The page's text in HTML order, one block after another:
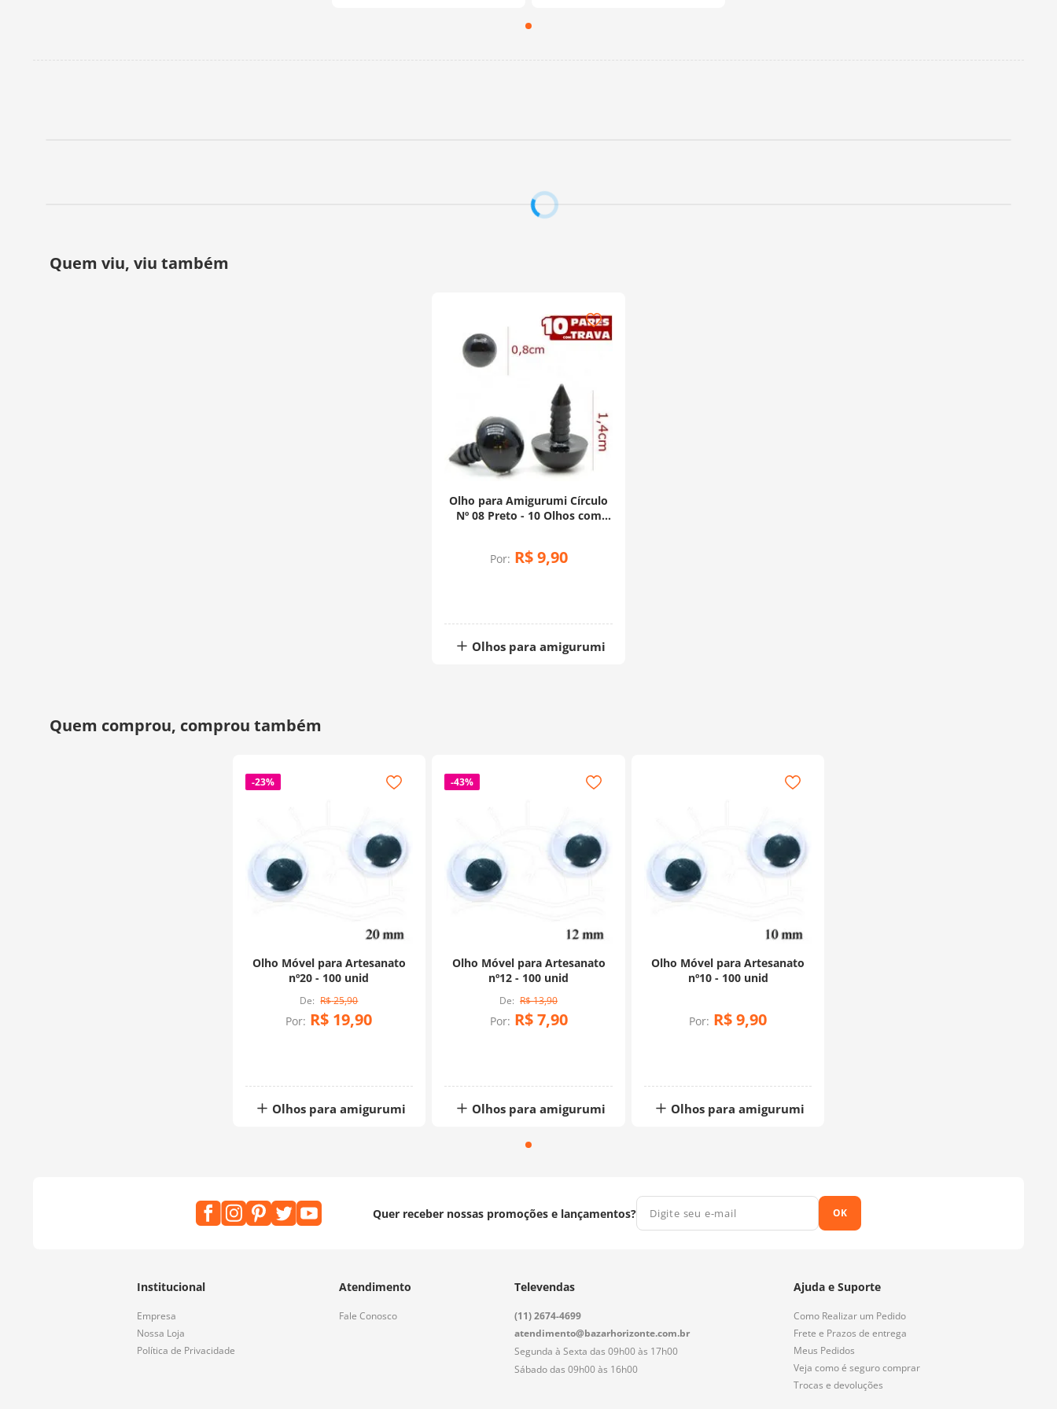
Olho para Amigurumi Círculo
Nº 08 Preto - 10 Olhos com
Por: R$ 9,90
Olhos para amigurumi
-23%
Olho Móvel para Artesanato
nº20 - 100 unid
R$25,90
Por: R$ 19,90
Olhos para amigurumi
-43%
Olho Móvel para Artesanato
nº12 - 100 unid
R$13,90
Por: R$ 7,90
Olhos para amigurumi
Olho Móvel para Artesanato
nº10 - 100 unid
Por: R$9,90
Olhos para amigurumi
Quer receber nossas promoções e lançamentos? OK
Institucional
Empresa
Nossa Loja
Política de Privacidade
Atendimento
Fale Conosco
Televendas
(11) 2674-4699
atendimento@bazarhorizonte.com.br
Segunda à Sexta das 09h00 às 17h00
Sábado das 09h00 às 16h00
Ajuda e Suporte
Como Realizar um Pedido
Frete e Prazos de entrega
Meus Pedidos
Veja como é seguro comprar
Trocas e devoluções